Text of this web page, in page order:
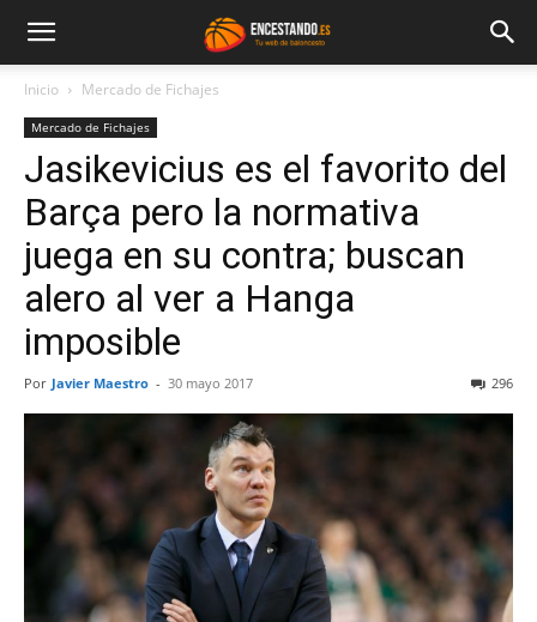
Inicio Mercado de Fichajes
Mercado de Fichajes
Jasikevicius es el favorito del
Barça pero la normativa
juega en su contra; buscan
alero al ver a Hanga
imposible
Por Javier Maestro - 30 mayo 2017 296